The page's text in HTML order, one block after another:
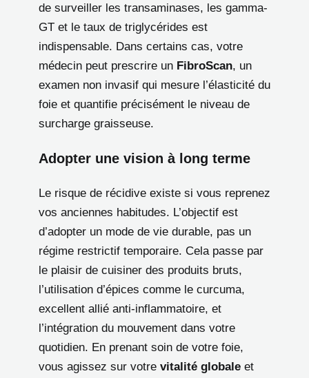
de surveiller les transaminases, les gamma-
GT et le taux de triglycérides est
indispensable. Dans certains cas, votre
médecin peut prescrire un FibroScan, un
examen non invasif qui mesure l’élasticité du
foie et quantifie précisément le niveau de
surcharge graisseuse.
Adopter une vision à long terme
Le risque de récidive existe si vous reprenez
vos anciennes habitudes. L’objectif est
d’adopter un mode de vie durable, pas un
régime restrictif temporaire. Cela passe par
le plaisir de cuisiner des produits bruts,
l’utilisation d’épices comme le curcuma,
excellent allié anti-inflammatoire, et
l’intégration du mouvement dans votre
quotidien. En prenant soin de votre foie,
vous agissez sur votre vitalité globale et